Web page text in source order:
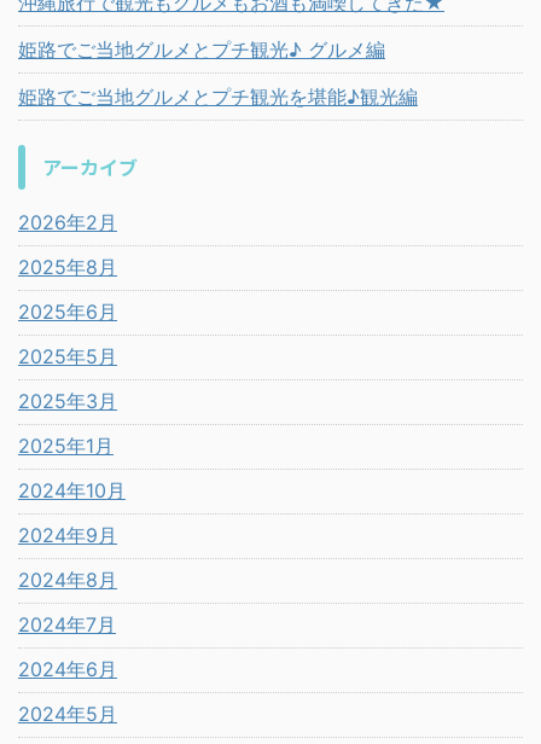
姫路でご当地グルメとプチ観光♪ グルメ編
姫路でご当地グルメとプチ観光を堪能♪観光編
アーカイブ
2026年2月
2025年8月
2025年6月
2025年5月
2025年3月
2025年1月
2024年10月
2024年9月
2024年8月
2024年7月
2024年6月
2024年5月